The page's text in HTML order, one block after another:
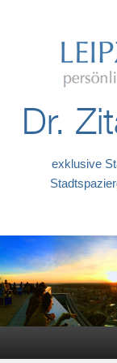
Dr.
exklusive